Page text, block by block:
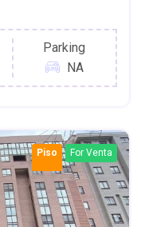
Parking
NA
Piso For Venta